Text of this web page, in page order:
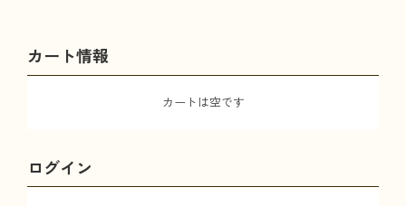
カート情報
カートは空です
ログイン